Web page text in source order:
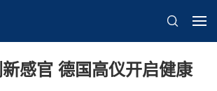
感官 德国高仪开启健康